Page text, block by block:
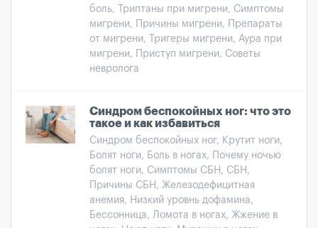
боль, Триптаны при мигрени, Симптомы
мигрени, Причины мигрени, Препараты
от мигрени, Тригеры мигрени, Аура при
мигрени, Приступ мигрени, Советы
невролога
Синдром беспокойных ног: что это
такое и как избавиться
Синдром беспокойных ног, Крутит ноги,
Болят ноги, Боль в ногах, Почему ночью
болят ноги, Симптомы СБН, СБН,
Причины СБН, Железодефицитная
анемия, Низкий уровнь дофамина,
Бессонница, Ломота в ногах, Жжение в